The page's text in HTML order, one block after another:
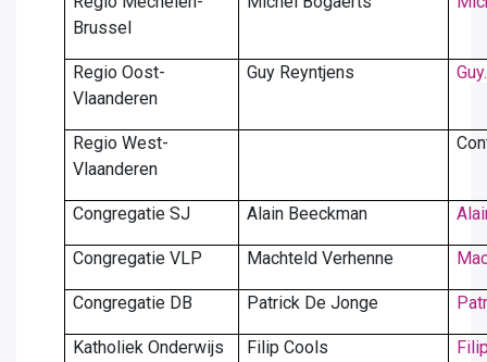
Brussel
Regio Oost-
Vlaanderen
Guy Reyntjens
Regio West-
Vlaanderen
Congregatie SJ Alain Beeckman
Congregatie VLP Machteld Verhenne
Congregatie DB Patrick De Jonge
Katholiek Onderwijs Filip Cools